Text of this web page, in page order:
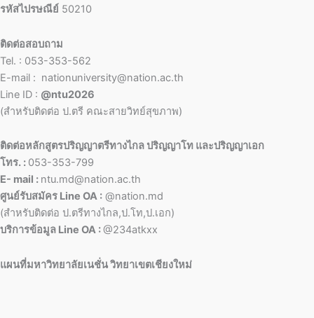
รหัสไปรษณีย์ 50210
ติดต่อสอบถาม
Tel. : 053-353-562
E-mail : nationuniversity@nation.ac.th
Line ID : @ntu2026
(สำหรับติดต่อ ป.ตรี คณะสายวิทย์สุขภาพ)
ติดต่อหลักสูตรปริญญาตรีทางไกล ปริญญาโท และปริญญาเอก
โทร. : 053-353-799
E- mail : ntu.md@nation.ac.th
ศูนย์รับสมัคร Line OA : @nation.md
(สำหรับติดต่อ ป.ตรีทางไกล,ป.โท,ป.เอก)
บริการข้อมูล Line OA :@234atkxx
แผนที่มหาวิทยาลัยเนชั่น วิทยาเขตเชียงใหม่